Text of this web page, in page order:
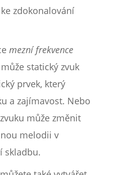
zdokonalování
mezní frekvence
statický zvuk
prvek, který
a zajímavost. Nebo
může změnit
melodii v
skladbu.